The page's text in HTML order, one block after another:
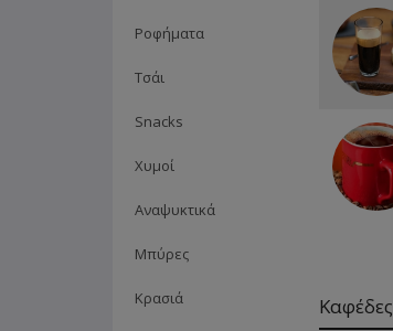
Ροφήματα
Τσάι
Snacks
Χυμοί
Αναψυκτικά
Μπύρες
Κρασιά Καφέδες